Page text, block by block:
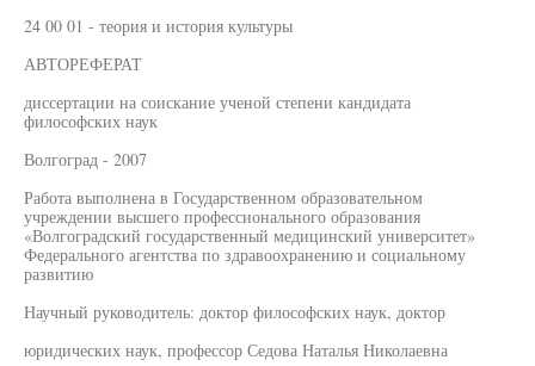
24 00 01 - теория и история культуры
АВТОРЕФЕРАТ
диссертации на соискание ученой степени кандидата
философских наук
Волгоград - 2007
Работа выполнена в Государственном образовательном
учреждении высшего профессионального образования
«Волгоградский государственный медицинский университет»
Федерального агентства по здравоохранению и социальному
развитию
Научный руководитель: доктор философских наук, доктор
юридических наук, профессор Седова Наталья Николаевна